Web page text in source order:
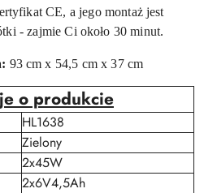
CE, a jego montaż jest
- zajmie Ci około 30 minut.
93 cm x 54,5 cm x 37 cm
o produkcie
HL1638
Zielony
2x45W
2x6V4,5Ah